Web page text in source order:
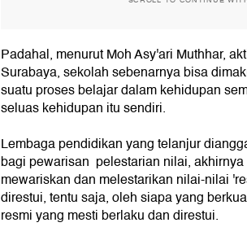
Padahal, menurut Moh Asy'ari Muthhar,
Surabaya, sekolah sebenarnya bisa
suatu proses belajar dalam kehidupan
seluas kehidupan itu sendiri.
Lembaga pendidikan yang telanjur
bagi pewarisan pelestarian nilai,
mewariskan dan melestarikan nilai-nilai
direstui, tentu saja, oleh siapa yang
resmi yang mesti berlaku dan direstui.